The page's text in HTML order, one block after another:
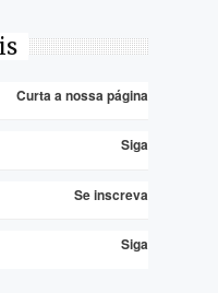
Curta a nossa página
Siga
Se inscreva
Siga